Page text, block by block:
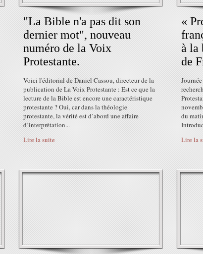
"La Bible n'a pas dit son
dernier mot", nouveau
numéro de la Voix
Protestante.
Voici l'éditorial de Daniel Cassou, directeur de la
publication de La Voix Protestante : Est ce que la
lecture de la Bible est encore une caractéristique
protestante ? Oui, car dans la théologie
protestante, la vérité est d’abord une affaire
d’interprétation...
Lire la suite
«
à la
de
du
Lire la